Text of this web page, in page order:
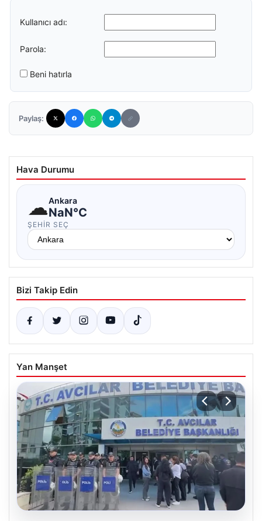
Kullanıcı adı:
Parola:
Beni hatırla
Paylaş:
Hava Durumu
☁Ankara
NaN°C
ŞEHIR SEÇ
Bizi Takip Edin
Yan Manşet